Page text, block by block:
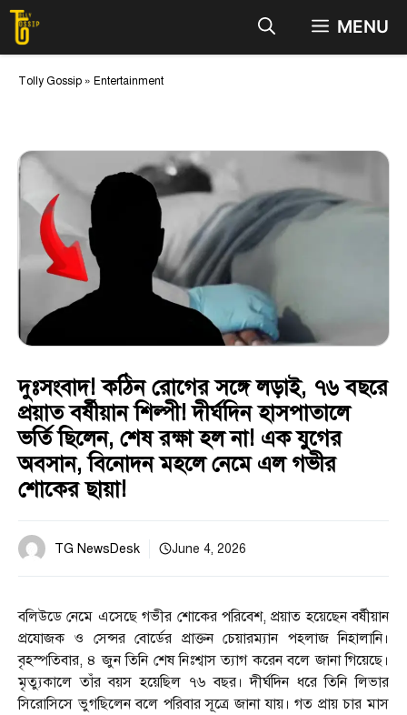
Skip
content
MENU
Tolly Gossip » Entertainment
দুঃসংবাদ! কঠিন রোগের সঙ্গে লড়াই, ৭৬ বছরে
প্রয়াত বর্ষীয়ান শিল্পী! দীর্ঘদিন হাসপাতালে
ভর্তি ছিলেন, শেষ রক্ষা হল না! এক যুগের
অবসান, বিনোদন মহলে নেমে এল গভীর
শোকের ছায়া!
TG NewsDesk June 4, 2026
বলিউডে নেমে এসেছে গভীর শোকের পরিবেশ, প্রয়াত হয়েছেন বর্ষীয়ান
প্রযোজক ও সেন্সর বোর্ডের প্রাক্তন চেয়ারম্যান পহলাজ নিহালানি।
বৃহস্পতিবার, ৪ জুন তিনি শেষ নিঃশ্বাস ত্যাগ করেন বলে জানা গিয়েছে।
মৃত্যুকালে তাঁর বয়স হয়েছিল ৭৬ বছর। দীর্ঘদিন ধরে তিনি লিভার
সিরোসিসে ভুগছিলেন বলে পরিবার সূত্রে জানা যায়। গত প্রায় চার মাস